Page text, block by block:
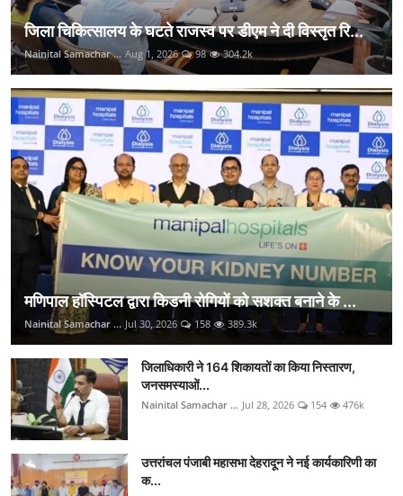
जिला चिकित्सालय के घटते राजस्व पर डीएम ने दी विस्तृत रि...
Nainital Samachar ... Aug 1, 2026 98 304.2k
मणिपाल हॉस्पिटल द्वारा किडनी रोगियों को सशक्त बनाने के ...
Nainital Samachar ... Jul 30, 2026 158 389.3k
जिलाधिकारी ने 164 शिकायतों का किया निस्तारण,
जनसमस्याओं...
Nainital Samachar ... Jul 28, 2026 154 476k
उत्तरांचल पंजाबी महासभा देहरादून ने नई कार्यकारिणी का
क...